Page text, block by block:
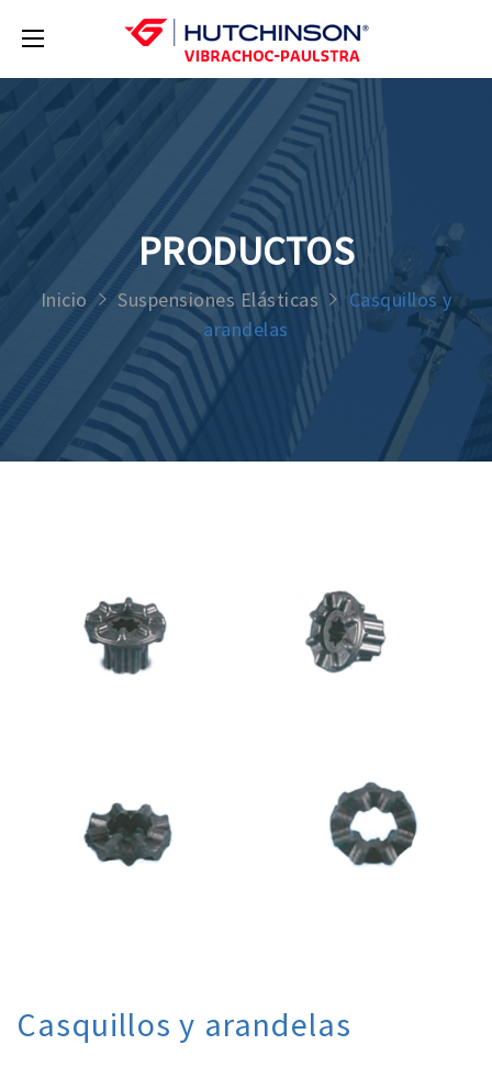
PRODUCTOS
Inicio Suspensiones Elásticas
Casquillos y
arandelas
Casquillos y arandelas